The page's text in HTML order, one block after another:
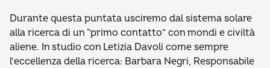
Durante questa puntata usciremo dal sistema solare
alla ricerca di un “primo contatto” con mondi e civiltà
aliene. In studio con Letizia Davoli come sempre
l’eccellenza della ricerca: Barbara Negri, Responsabile